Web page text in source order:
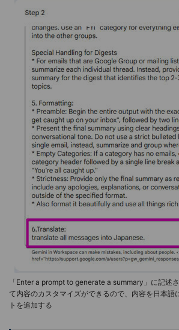
「Enter a prompt to generate a summary」に記述
て内容のカスタマイズができるので、内容を日本語
トを追加する